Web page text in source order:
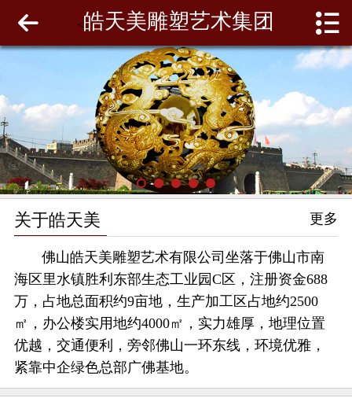
网站首页
最新动态
工程案例
雕塑泥模
<皓天美雕塑艺术集团
关于皓天美 更多
佛山皓天美雕塑艺术有限公司坐落于佛山市南
海区里水镇胜利东部生态工业园C区，注册资金688
万，占地总面积约9亩地，生产加工区占地约2500
㎡，办公楼实用地约4000㎡，实力雄厚，地理位置
优越，交通便利，旁邻佛山一环东线，环境优雅，
紧靠中企绿色总部广佛基地。